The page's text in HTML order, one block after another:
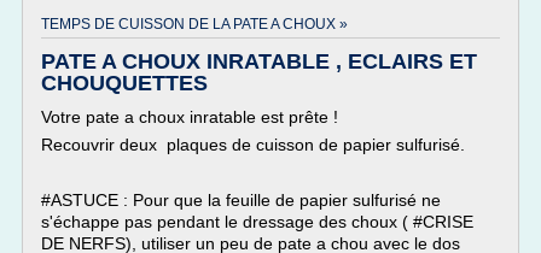
TEMPS DE CUISSON DE LA PATE A CHOUX »
PATE A CHOUX INRATABLE , ECLAIRS ET
CHOUQUETTES
Votre pate a choux inratable est prête !
Recouvrir deux plaques de cuisson de papier sulfurisé.
#ASTUCE : Pour que la feuille de papier sulfurisé ne
s'échappe pas pendant le dressage des choux ( #CRISE
DE NERFS), utiliser un peu de pate a chou avec le dos